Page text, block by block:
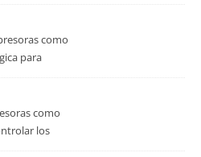
como
para
como
los